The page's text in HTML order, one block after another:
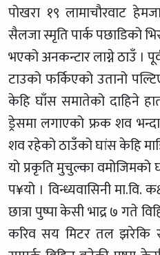
पोखरा १९ लामाचौरवाट
सैलजा स्मृति पार्क पछाडिको
भएको अनकन्टार लाग्ने ठाउँ ।
टाउको फर्किएको उतानो
केहि घाँस समातेको दाहिने
ड्रेसमा लगाएको फ्रक शव
शव रहेको ठाउँको घांस केहि
यो प्रकृति मुचुल्का वमोजिमको
प¥यो । विन्ध्यवासिनी मा.वि.
छात्रा पुष्पा केसी भाद्र ७ गते
करिव सय मिटर तल झरेकि